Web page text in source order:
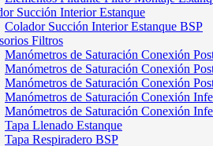
Succión Interior Estanque
Colador Succión Interior Estanque BSP
Filtros
Manómetros de Saturación Conexión
Manómetros de Saturación Conexión
Manómetros de Saturación Conexión
Manómetros de Saturación Conexión
Manómetros de Saturación Conexión
Tapa Llenado Estanque
Tapa Respiradero BSP